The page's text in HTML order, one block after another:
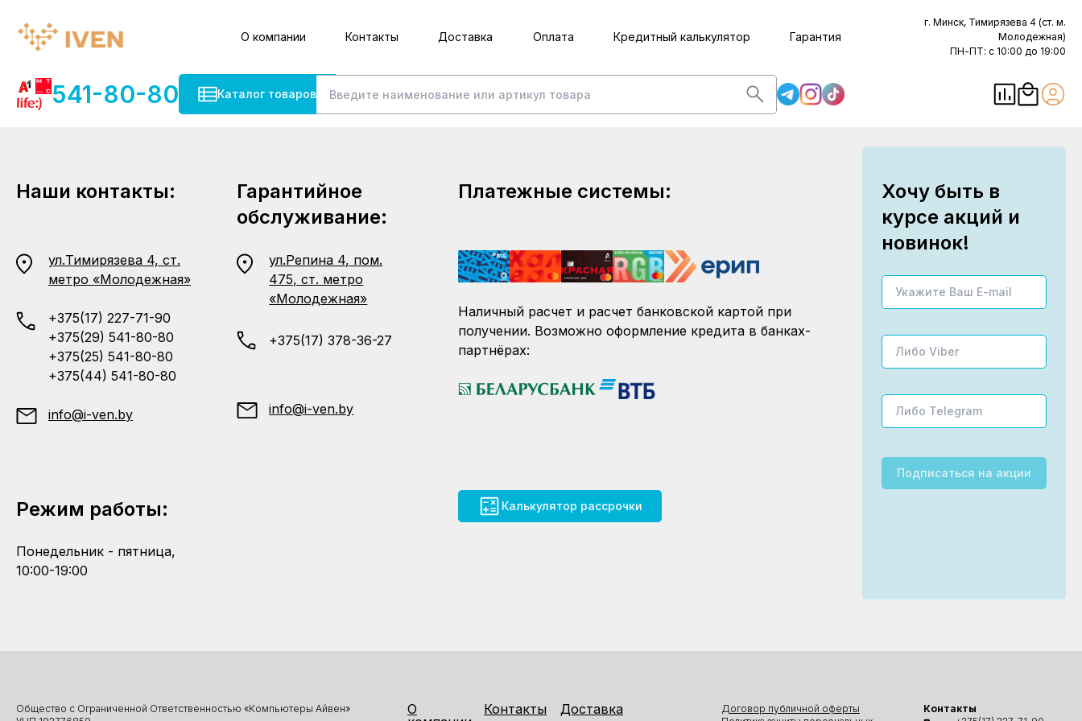
О компании Контакты Доставка Оплата Кредитный калькулятор Гарантия
г. Минск, Тимирязева 4 (ст. м.
Молодежная)
ПН-ПТ: с 10:00 до 19:00
541-80-80 Каталог товаров
Наши контакты:
ул.Тимирязева 4, ст.
метро «Молодежная»
+375(17) 227-71-90
+375(29) 541-80-80
+375(25) 541-80-80
+375(44) 541-80-80
info@i-ven.by
Гарантийное
обслуживание:
ул.Репина 4, пом.
475, ст. метро
«Молодежная»
+375(17) 378-36-27
info@i-ven.by
Платежные системы:
Наличный расчет и расчет банковской картой при
получении. Возможно оформление кредита в банках-
партнёрах:
Режим работы:
Понедельник - пятница,
10:00-19:00
Калькулятор рассрочки
Хочу быть в
курсе акций и
новинок!
Подписаться на акции
Общество с Ограниченной Ответственностью «Компьютеры Айвен»
О
Контакты Доставка
Договор публичной оферты
Контакты